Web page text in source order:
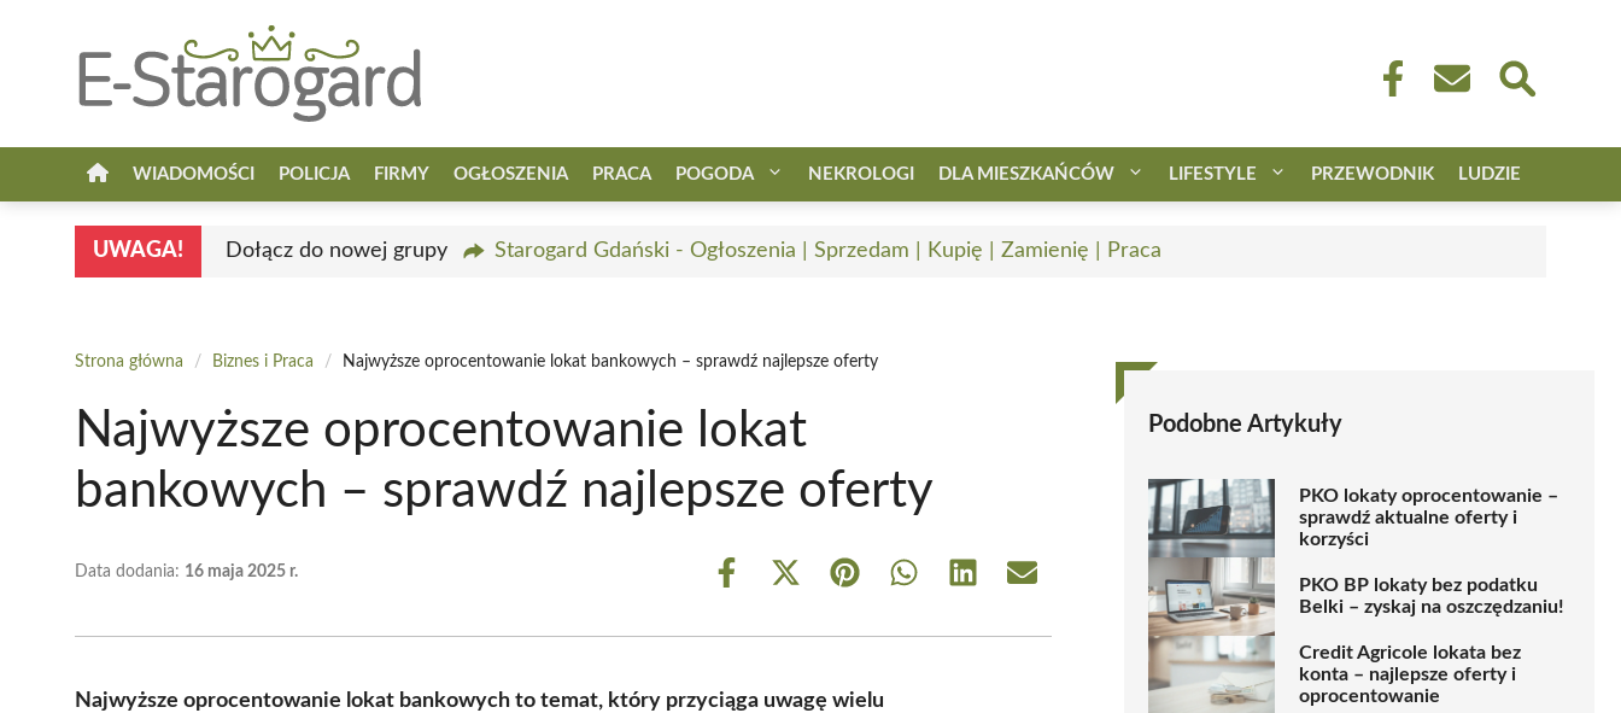
WIADOMOŚCI POLICJA FIRMY OGŁOSZENIA PRACA POGODA NEKROLOGI DLA MIESZKAŃCÓW LIFESTYLE PRZEWODNIK LUDZIE
UWAGA! Dołącz do nowej grupy Starogard Gdański - Ogłoszenia | Sprzedam | Kupię | Zamienię | Praca
Strona główna / Biznes i Praca / Najwyższe oprocentowanie lokat bankowych – sprawdź najlepsze oferty
Najwyższe oprocentowanie lokat
bankowych – sprawdź najlepsze oferty
Data dodania: 16 maja 2025 r.
Share
Share
(Twitter)
Share Share Share Share
Najwyższe oprocentowanie lokat bankowych to temat, który przyciąga uwagę wielu
Podobne Artykuły
PKO lokaty oprocentowanie –
sprawdź aktualne oferty i
korzyści
PKO BP lokaty bez podatku
Belki – zyskaj na oszczędzaniu!
Credit Agricole lokata bez
konta – najlepsze oferty i
oprocentowanie